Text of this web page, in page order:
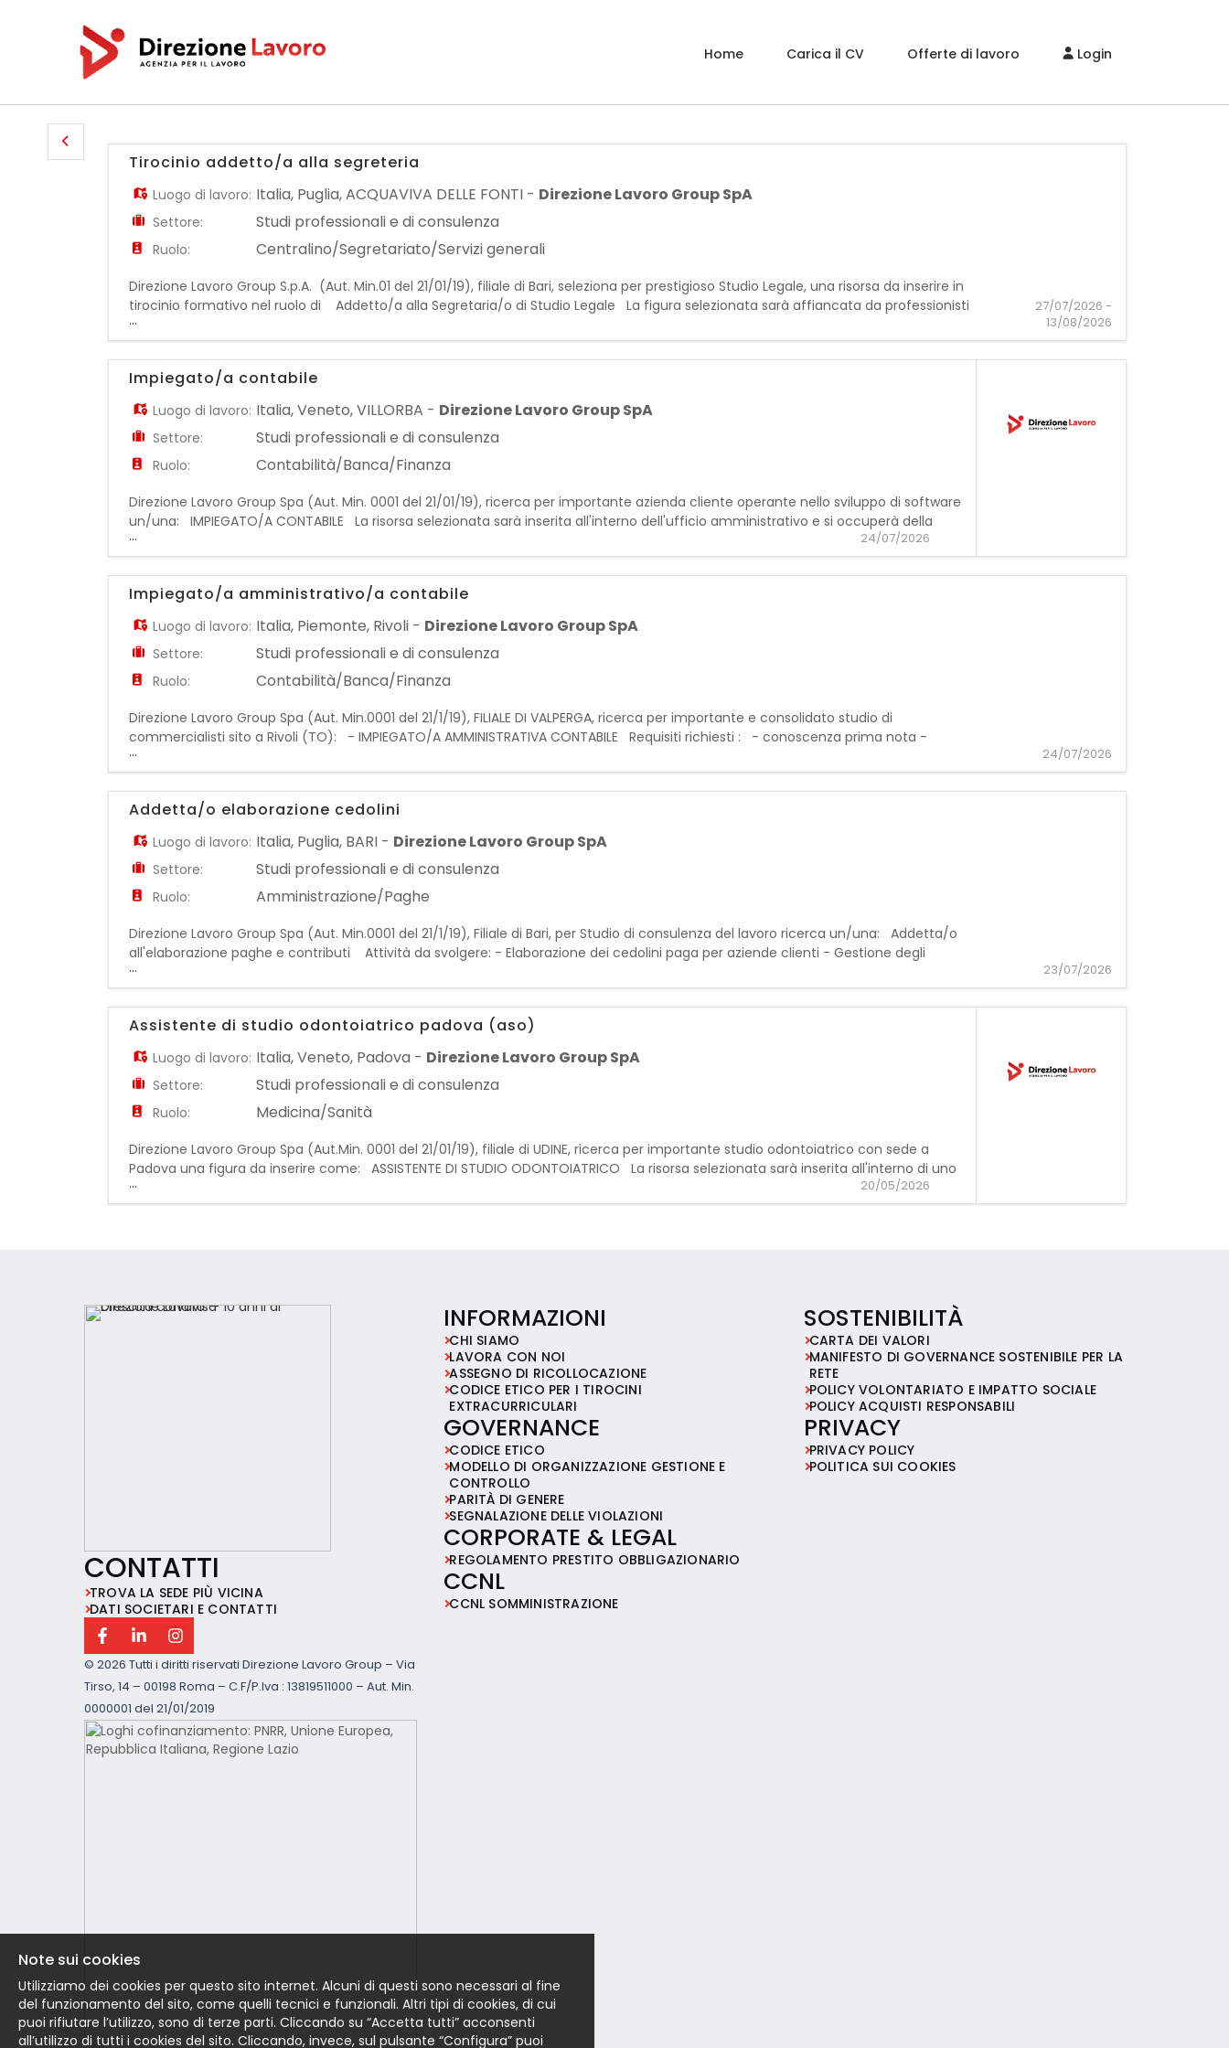
Note sui cookies
Utilizziamo dei cookies per questo sito internet. Alcuni di questi sono necessari al fine
del funzionamento del sito, come quelli tecnici e funzionali. Altri tipi di cookies, di cui
puoi rifiutare l’utilizzo, sono di terze parti. Cliccando su “Accetta tutti” acconsenti
all’utilizzo di tutti i cookies del sito. Cliccando, invece, sul pulsante “Configura” puoi
Home Carica il CV Offerte di lavoro Login
Tirocinio addetto/a alla segreteria
Luogo di lavoro: Italia, Puglia,ACQUAVIVA DELLE FONTI - Direzione Lavoro Group SpA
Settore: Studi professionali e di consulenza
Ruolo: Centralino/Segretariato/Servizi generali
Direzione Lavoro Group S.p.A. (Aut. Min.01 del 21/01/19), filiale di Bari, seleziona per prestigioso Studio Legale, una risorsa da inserire in
tirocinio formativo nel ruolo di Addetto/a alla Segretaria/o di Studio Legale La figura selezionata sarà affiancata da professionisti
del settore e avrà l'opportunità di acquisire competenze nella
...
27/07/2026 -
13/08/2026
Impiegato/a contabile
Luogo di lavoro: Italia,Veneto,VILLORBA - Direzione Lavoro Group SpA
Settore: Studi professionali e di consulenza
Ruolo: Contabilità/Banca/Finanza
Direzione Lavoro Group Spa (Aut. Min. 0001 del 21/01/19), ricerca per importante azienda cliente operante nello sviluppo di software
un/una: IMPIEGATO/A CONTABILE La risorsa selezionata sarà inserita all'interno dell'ufficio amministrativo e si occuperà della
gestione delle attività contabili e amministrative dell'azienda, garantendo il cor
... 24/07/2026
Impiegato/a amministrativo/a contabile
Luogo di lavoro: Italia, Piemonte, Rivoli - Direzione Lavoro Group SpA
Settore: Studi professionali e di consulenza
Ruolo: Contabilità/Banca/Finanza
Direzione Lavoro Group Spa (Aut. Min.0001 del 21/1/19), FILIALE DI VALPERGA, ricerca per importante e consolidato studio di
commercialisti sito a Rivoli (TO): - IMPIEGATO/A AMMINISTRATIVA CONTABILE Requisiti richiesti : - conoscenza prima nota -
conoscenza fatturazione - esperienza anche minima in settore affine - disponibilità al tempo
... 24/07/2026
Addetta/o elaborazione cedolini
Luogo di lavoro: Italia, Puglia, BARI - Direzione Lavoro Group SpA
Settore: Studi professionali e di consulenza
Ruolo: Amministrazione/Paghe
Direzione Lavoro Group Spa (Aut. Min.0001 del 21/1/19), Filiale di Bari, per Studio di consulenza del lavoro ricerca un/una: Addetta/o
all'elaborazione paghe e contributi Attività da svolgere: - Elaborazione dei cedolini paga per aziende clienti - Gestione degli
adempimenti mensili e annuali (Uniemens, F24, CU, 770) - Inserimento e aggior
... 23/07/2026
Assistente di studio odontoiatrico padova (aso)
Luogo di lavoro: Italia,Veneto, Padova - Direzione Lavoro Group SpA
Settore: Studi professionali e di consulenza
Ruolo: Medicina/Sanità
Direzione Lavoro Group Spa (Aut.Min. 0001 del 21/01/19), filiale di UDINE, ricerca per importante studio odontoiatrico con sede a
Padova una figura da inserire come: ASSISTENTE DI STUDIO ODONTOIATRICO La risorsa selezionata sarà inserita all'interno di uno
studio moderno e strutturato e si occuperà di supportare il personale medico nelle at
... 20/05/2026
CONTATTI
TROVA LA SEDE PIÙ VICINA
DATI SOCIETARI E CONTATTI
© 2026 Tutti i diritti riservati Direzione Lavoro Group – Via
Tirso, 14 – 00198 Roma – C.F/P.Iva : 13819511000 – Aut. Min.
0000001 del 21/01/2019
INFORMAZIONI
CHI SIAMO
LAVORA CON NOI
ASSEGNO DI RICOLLOCAZIONE
CODICE ETICO PER I TIROCINI
EXTRACURRICULARI
GOVERNANCE
CODICE ETICO
MODELLO DI ORGANIZZAZIONE GESTIONE E
CONTROLLO
PARITÀ DI GENERE
SEGNALAZIONE DELLE VIOLAZIONI
CORPORATE & LEGAL
REGOLAMENTO PRESTITO OBBLIGAZIONARIO
CCNL
CCNL SOMMINISTRAZIONE
SOSTENIBILITÀ
CARTA DEI VALORI
MANIFESTO DI GOVERNANCE SOSTENIBILE PER LA
RETE
POLICY VOLONTARIATO E IMPATTO SOCIALE
POLICY ACQUISTI RESPONSABILI
PRIVACY
PRIVACY POLICY
POLITICA SUI COOKIES